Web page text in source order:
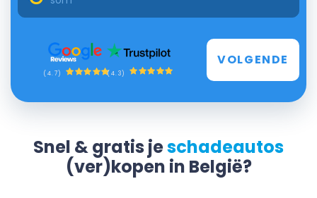
(4.7) (4.3)
VOLGENDE
Snel & gratis jeschadeautos
(ver)kopen in België?